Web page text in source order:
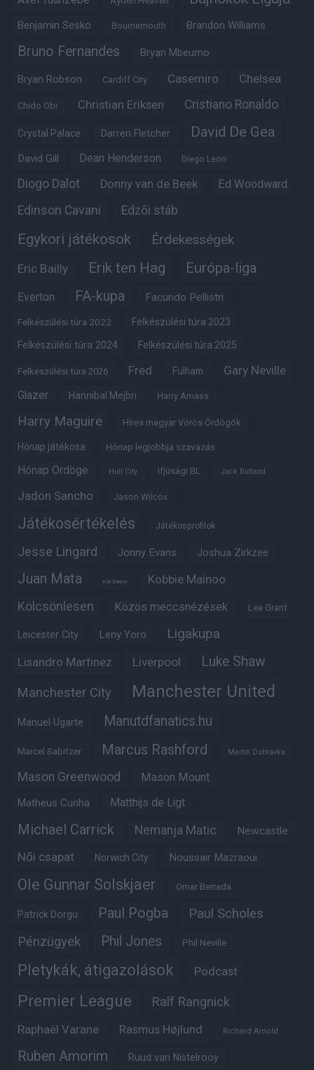
Benjamin Sesko Bournemouth Brandon Williams
Bruno Fernandes Bryan Mbeumo
Bryan Robson Cardiff City Casemiro Chelsea
Chido Obi Christian Eriksen Cristiano Ronaldo
Crystal Palace Darren Fletcher David De Gea
David Gill Dean Henderson Diego Leon
Diogo Dalot Donny van de Beek Ed Woodward
Edinson Cavani Edzői stáb
Egykori játékosok Érdekességek
Eric Bailly Erik ten Hag Európa-liga
Everton FA-kupa Facundo Pellistri
Felkészülési túra 2022 Felkészülési túra 2023
Felkészülési túra 2024 Felkészülési túra 2025
Felkészülési túra 2026 Fred Fulham Gary Neville
Glazer Hannibal Mejbri Harry Amass
Harry Maguire Híres magyar Vörös Ördögök
Hónap játékosa Hónap legjobbja szavazás
Hónap Ördöge Hull City Ifjúsági BL Jack Butland
Jadon Sancho Jason Wilcox
Játékosértékelés Játékosprofilok
Jesse Lingard Jonny Evans Joshua Zirkzee
Juan Mata Karl Darlow Kobbie Mainoo
Kölcsönlesen Közös meccsnézések Lee Grant
Leicester City Leny Yoro Ligakupa
Lisandro Martinez Liverpool Luke Shaw
Manchester City Manchester United
Manuel Ugarte Manutdfanatics.hu
Marcel Sabitzer Marcus Rashford Martin Dubravka
Mason Greenwood Mason Mount
Matheus Cunha Matthijs de Ligt
Michael Carrick Nemanja Matic Newcastle
Női csapat Norwich City Noussair Mazraoui
Ole Gunnar Solskjaer Omar Berrada
Patrick Dorgu Paul Pogba Paul Scholes
Pénzügyek Phil Jones Phil Neville
Pletykák, átigazolások Podcast
Premier League Ralf Rangnick
Raphaël Varane Rasmus Højlund Richard Arnold
Ruben Amorim Ruud van Nistelrooy